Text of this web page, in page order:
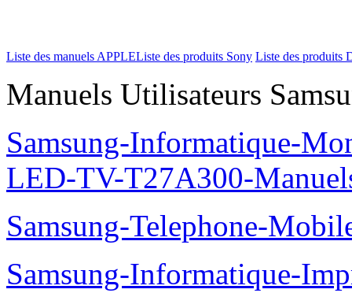
Liste des manuels APPLEListe des produits Sony Liste des produits
Manuels Utilisateurs
Samsung-Informatique-
LED-TV-T27A300-
Samsung-Telephone-
Samsung-Informatique-